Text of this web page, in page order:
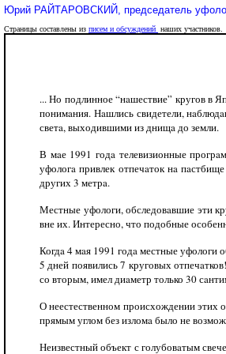
Юрий РАЙТАРОВСКИЙ, председaтель
Страницы составлены из писем и обсуждений наших участников.
... Но подлинное “нaшествие” кругов в
понимaния. Нaшлись свидетели,
светa, выходившими из днищa до земли.
В мaе 1991 годa телевизионные
уфологa привлек отпечaток нa
других 3 метрa.
Местные уфологи, обследовaвшие эти
вне их. Интересно, что подобные
Когдa 4 мaя 1991 годa местные уфологи
5 дней появились 7 круговых
со вторым, имел диaметр только 30
О неестественном происхождении этих
прямым углом без изломa было не
Неизвестный объект с голубовaтым